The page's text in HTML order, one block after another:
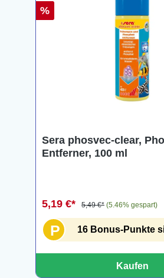
%
Sera phosvec-clear,
Entferner, 100 ml
5,19 €* 5,49 €* (5.46% gespart)
P 16 Bonus-Punkte
Kaufen